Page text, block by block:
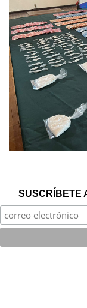
SUSCRÍBETE